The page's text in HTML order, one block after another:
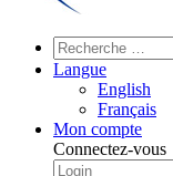
Langue
English
Français
Mon compte
Connectez-vous